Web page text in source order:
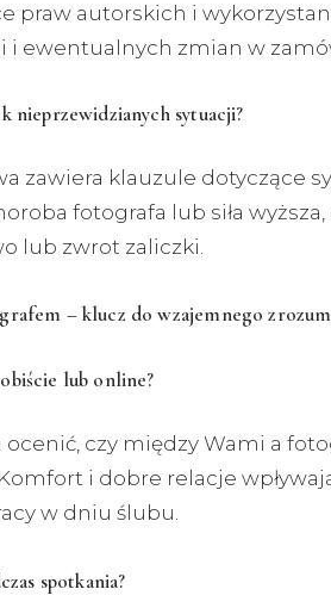
praw autorskich i
i ewentualnych zmian w
nieprzewidzianych sytuacji?
zawiera klauzule dotyczące
fotografa lub siła
lub zwrot zaliczki.
– klucz do wzajemnego
lub online?
czy między Wami a
i dobre relacje
w dniu ślubu.
spotkania?